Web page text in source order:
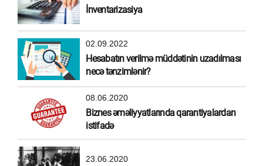
İnventarizasiya
02.09.2022
Hesabatın verilmə müddətinin uzadılması
necə tənzimlənir?
08.06.2020
Biznes əməliyyatlarında qarantiyalardan
istifadə
23.06.2020